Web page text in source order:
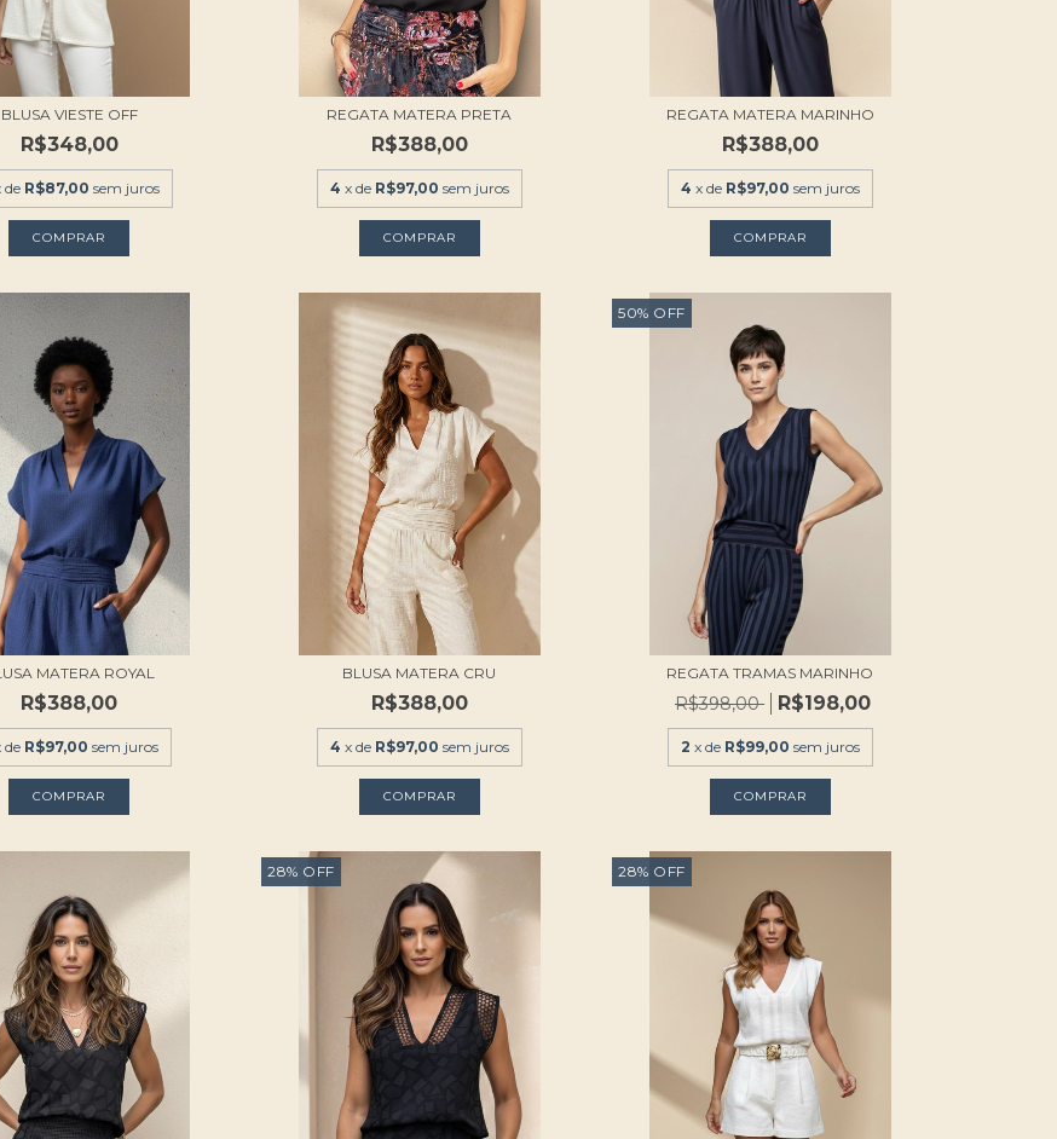
BLUSA VIESTE OFF
R$348,00
de R$87,00 sem juros
COMPRAR
REGATA MATERA PRETA
R$388,00
4 x de R$97,00 sem juros
COMPRAR
REGATA MATERA MARINHO
R$388,00
4 x de R$97,00 sem juros
COMPRAR
MATERA ROYAL
R$388,00
de R$97,00 sem juros
COMPRAR
BLUSA MATERA CRU
R$388,00
4 x de R$97,00 sem juros
COMPRAR
50% OFF
REGATA TRAMAS MARINHO
R$398,00 R$198,00
2 x de R$99,00 sem juros
COMPRAR
28% OFF 28% OFF